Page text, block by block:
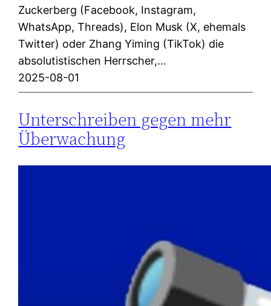
Zuckerberg (Facebook, Instagram,
WhatsApp, Threads), Elon Musk (X, ehemals
Twitter) oder Zhang Yiming (TikTok) die
absolutistischen Herrscher,…
2025-08-01
Unterschreiben gegen mehr
Überwachung